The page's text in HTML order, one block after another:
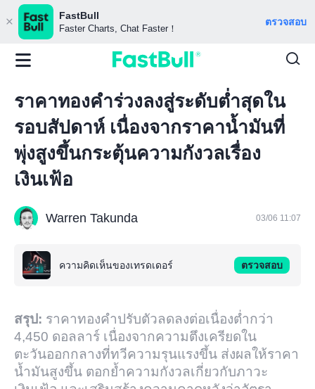
FastBull
Faster Charts, Chat Faster！
ตรวจสอบ
ราคาทองคำร่วงลงสู่ระดับต่ำสุดใน
รอบสัปดาห์ เนื่องจากราคาน้ำมันที่
พุ่งสูงขึ้นกระตุ้นความกังวลเรื่อง
เงินเฟ้อ
Warren Takunda 03/06 11:07
ความคิดเห็นของเทรดเดอร์ ตรวจสอบ
สรุป: ราคาทองคำปรับตัวลดลงต่อเนื่องต่ำกว่า
4,450 ดอลลาร์ เนื่องจากความตึงเครียดใน
ตะวันออกกลางที่ทวีความรุนแรงขึ้น ส่งผลให้ราคา
น้ำมันสูงขึ้น ตอกย้ำความกังวลเกี่ยวกับภาวะ